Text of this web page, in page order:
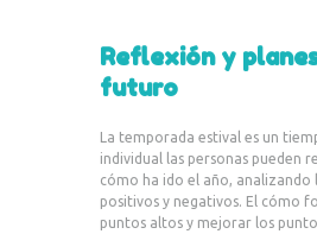
Reflexión y
futuro
La temporada estival es un
individual las personas pueden
cómo ha ido el año, analizando
positivos y negativos. El cómo
puntos altos y mejorar los